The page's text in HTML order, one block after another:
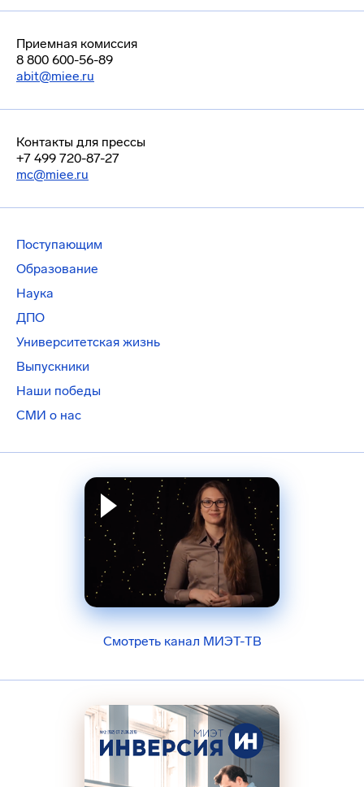
Приемная комиссия
8 800 600-56-89
abit@miee.ru
Контакты для прессы
+7 499 720-87-27
mc@miee.ru
Поступающим
Образование
Наука
ДПО
Университетская жизнь
Выпускники
Наши победы
СМИ о нас
Смотреть канал МИЭТ-ТВ